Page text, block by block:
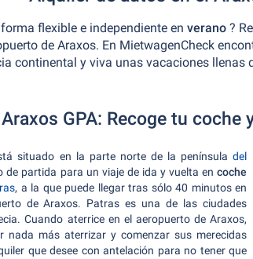
flexible e independiente en verano ?
de Araxos. En MietwagenCheck
continental y viva unas vacaciones llenas
GPA: Recoge tu coche
situado en la parte norte de la penínsuladel
de partida para un viaje de ida y vuelta en coche
, a la que puede llegar tras sólo 40 minutos en
de Araxos. Patras es una de las ciudades
Cuando aterrice en el aeropuerto de Araxos,
nada más aterrizar y comenzar sus merecidas
que desee con antelación para no tener que